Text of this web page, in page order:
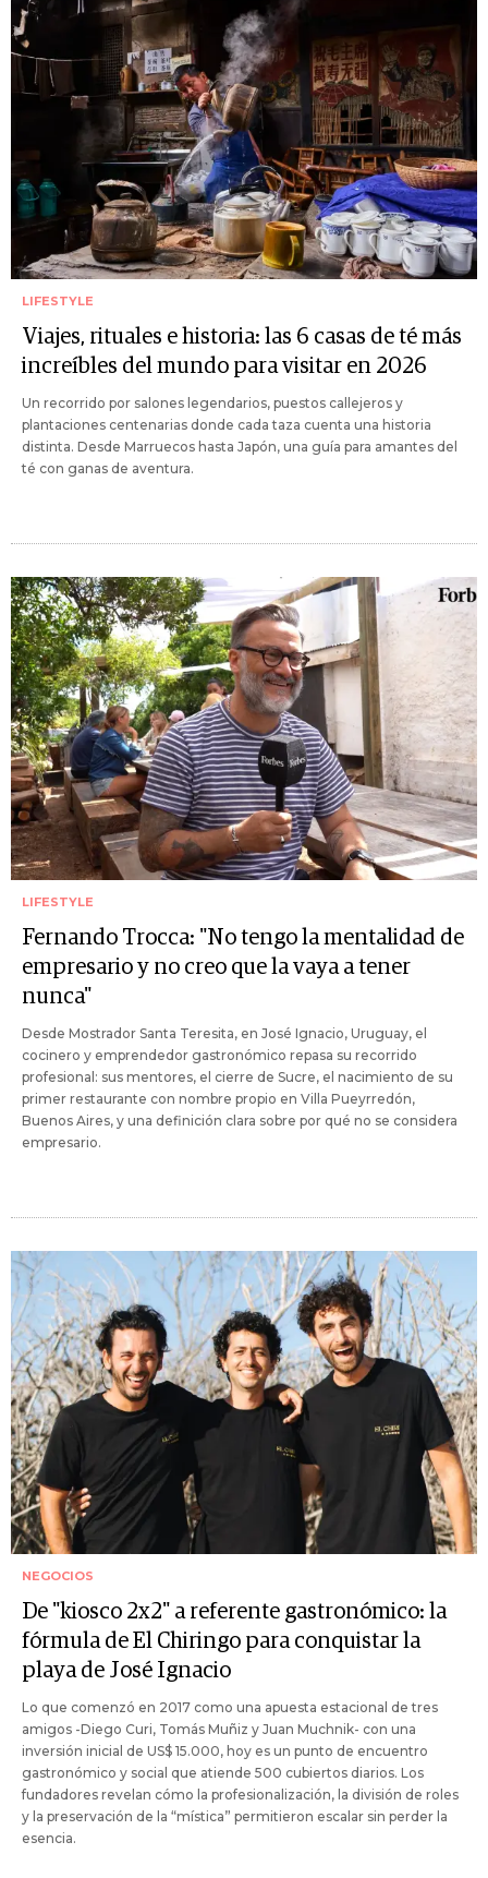
LIFESTYLE
Viajes, rituales e historia: las 6 casas de té más
increíbles del mundo para visitar en 2026
Un recorrido por salones legendarios, puestos callejeros y
plantaciones centenarias donde cada taza cuenta una historia
distinta. Desde Marruecos hasta Japón, una guía para amantes del
té con ganas de aventura.
LIFESTYLE
Fernando Trocca: "No tengo la mentalidad de
empresario y no creo que la vaya a tener
nunca"
Desde Mostrador Santa Teresita, en José Ignacio, Uruguay, el
cocinero y emprendedor gastronómico repasa su recorrido
profesional: sus mentores, el cierre de Sucre, el nacimiento de su
primer restaurante con nombre propio en Villa Pueyrredón,
Buenos Aires, y una definición clara sobre por qué no se considera
empresario.
NEGOCIOS
De "kiosco 2x2" a referente gastronómico: la
fórmula de El Chiringo para conquistar la
playa de José Ignacio
Lo que comenzó en 2017 como una apuesta estacional de tres
amigos -Diego Curi, Tomás Muñiz y Juan Muchnik- con una
inversión inicial de US$ 15.000, hoy es un punto de encuentro
gastronómico y social que atiende 500 cubiertos diarios. Los
fundadores revelan cómo la profesionalización, la división de roles
y la preservación de la “mística” permitieron escalar sin perder la
esencia.